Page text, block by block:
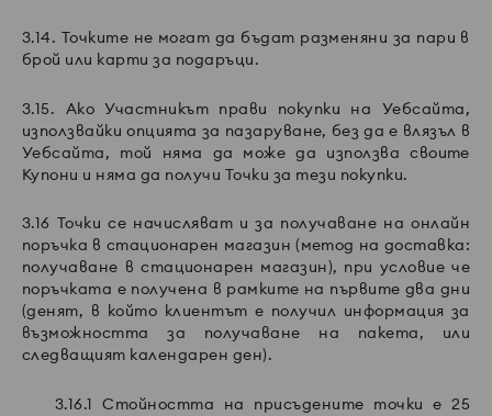
3.14. Точките не могат да бъдат разменяни за пари в
брой или карти за подаръци.
3.15. Ако Участникът прави покупки на Уебсайта,
използвайки опцията за пазаруване, без да е влязъл в
Уебсайта, той няма да може да използва своите
Купони и няма да получи Точки за тези покупки.
3.16 Точки се начисляват и за получаване на онлайн
поръчка в стационарен магазин (метод на доставка:
получаване в стационарен магазин), при условие че
поръчката е получена в рамките на първите два дни
(денят, в който клиентът е получил информация за
възможността за получаване на пакета, или
следващият календарен ден).
3.16.1 Стойността на присъдените точки е 25